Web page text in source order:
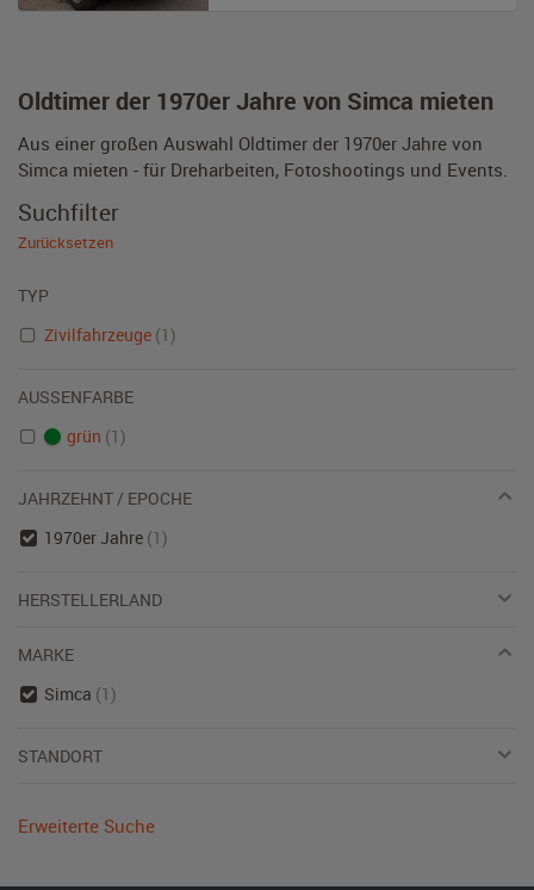
Oldtimer der 1970er Jahre von Simca mieten
Aus einer großen Auswahl Oldtimer der 1970er Jahre von
Simca mieten - für Dreharbeiten, Fotoshootings und Events.
Suchfilter
Zurücksetzen
TYP
Zivilfahrzeuge (1)
AUSSENFARBE
grün (1)
JAHRZEHNT / EPOCHE
1970er Jahre (1)
HERSTELLERLAND
MARKE
Simca (1)
STANDORT
Erweiterte Suche